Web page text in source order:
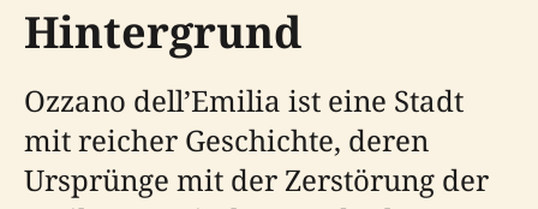
Hintergrund
Ozzano dell’Emilia ist eine Stadt
mit reicher Geschichte, deren
Ursprünge mit der Zerstörung der